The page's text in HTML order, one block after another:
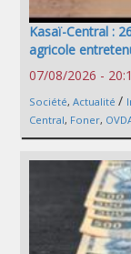
Kasaï-Central :
agricole
07/08/2026 -
Société, Actualité /
Central, Foner,